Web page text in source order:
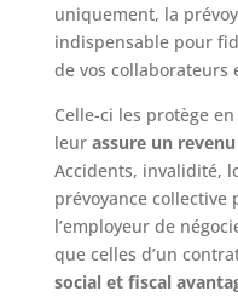
uniquement, la
indispensable pour
de vos collaborateurs
Celle-ci les protège
leur assure un
Accidents, invalidité,
prévoyance collective
l’employeur de
que celles d’un
social et fiscal